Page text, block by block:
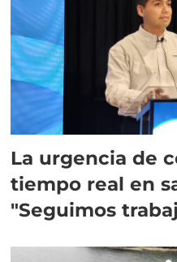
La urgencia de
tiempo real en
"Seguimos